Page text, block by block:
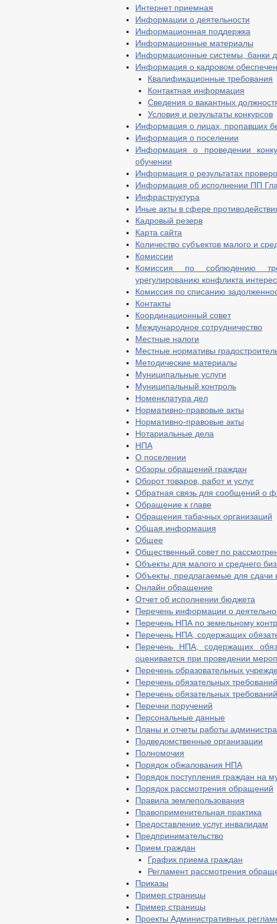
Интернет приемная
Информации о деятельности
Информационная поддержка
Информационные материалы
Информационные системы, банки
Информация о кадровом
Квалификационные требования
Контактная информация
Сведения о вакантных
Условия и результаты конкурсов
Информация о лицах, пропавших
Информация о поселении
Информация о проведении
обучении
Информация о результатах
Информация об исполнении ПП
Инфраструктура
Иные акты в сфере
Кадровый резерв
Карта сайта
Количество субъектов малого и
Комиссии
Комиссия по соблюдению
урегулированию конфликта
Комиссия по списанию
Контакты
Координационный совет
Международное сотрудничество
Местные налоги
Местные нормативы
Методические материалы
Муниципальные услуги
Муниципальный контроль
Номенклатура дел
Нормативно-правовые акты
Нормативно-правовые акты
Нотариальные дела
НПА
О поселении
Обзоры обращений граждан
Оборот товаров, работ и услуг
Обратная связь для сообщений о
Обращение к главе
Обращения табачных организаций
Общая информация
Общее
Общественный совет по
Объекты для малого и среднего
Объекты, предлагаемые для сдачи
Онлайн обращение
Отчет об исполнении бюджета
Перечень информации о
Перечень НПА по земельному
Перечень НПА, содержащих
Перечень НПА, содержащих
оценивается при проведении
Перечень образовательных
Перечень обязательных требований
Перечень обязательных требований
Перечни поручений
Персональные данные
Планы и отчеты работы
Подведомственные организации
Полномочия
Порядок обжалования НПА
Порядок поступления граждан на
Порядок рассмотрения обращений
Правила землепользования
Правоприменительная практика
Предоставление услуг инвалидам
Предпринимательство
Прием граждан
График приема граждан
Регламент рассмотрения
Приказы
Пример страницы
Пример страницы
Проекты Административных